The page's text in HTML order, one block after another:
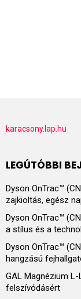
karacsony.lap.hu
LEGÚTÓBBI
Dyson OnTrac™
zajkioltás, egész
Dyson OnTrac™
a stílus és a
Dyson OnTrac™
hangzású
GAL Magnézium
felszívódásért